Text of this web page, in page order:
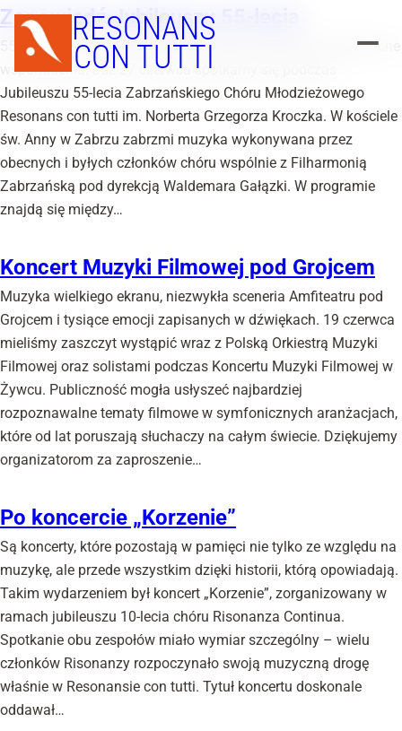
RESONANS
CON TUTTI
Zapowiedź Jubileuszu 55-lecia
55 lat historii. Tysiące koncertów. Setki chórzystów. Niezliczone
wspomnienia. Już 27 czerwca spotkamy się podczas
Jubileuszu 55-lecia Zabrzańskiego Chóru Młodzieżowego
Resonans con tutti im. Norberta Grzegorza Kroczka. W kościele
św. Anny w Zabrzu zabrzmi muzyka wykonywana przez
obecnych i byłych członków chóru wspólnie z Filharmonią
Zabrzańską pod dyrekcją Waldemara Gałązki. W programie
znajdą się między…
Koncert Muzyki Filmowej pod Grojcem
Muzyka wielkiego ekranu, niezwykła sceneria Amfiteatru pod
Grojcem i tysiące emocji zapisanych w dźwiękach. 19 czerwca
mieliśmy zaszczyt wystąpić wraz z Polską Orkiestrą Muzyki
Filmowej oraz solistami podczas Koncertu Muzyki Filmowej w
Żywcu. Publiczność mogła usłyszeć najbardziej
rozpoznawalne tematy filmowe w symfonicznych aranżacjach,
które od lat poruszają słuchaczy na całym świecie. Dziękujemy
organizatorom za zaproszenie…
Po koncercie „Korzenie”
Są koncerty, które pozostają w pamięci nie tylko ze względu na
muzykę, ale przede wszystkim dzięki historii, którą opowiadają.
Takim wydarzeniem był koncert „Korzenie”, zorganizowany w
ramach jubileuszu 10-lecia chóru Risonanza Continua.
Spotkanie obu zespołów miało wymiar szczególny – wielu
członków Risonanzy rozpoczynało swoją muzyczną drogę
właśnie w Resonansie con tutti. Tytuł koncertu doskonale
oddawał…